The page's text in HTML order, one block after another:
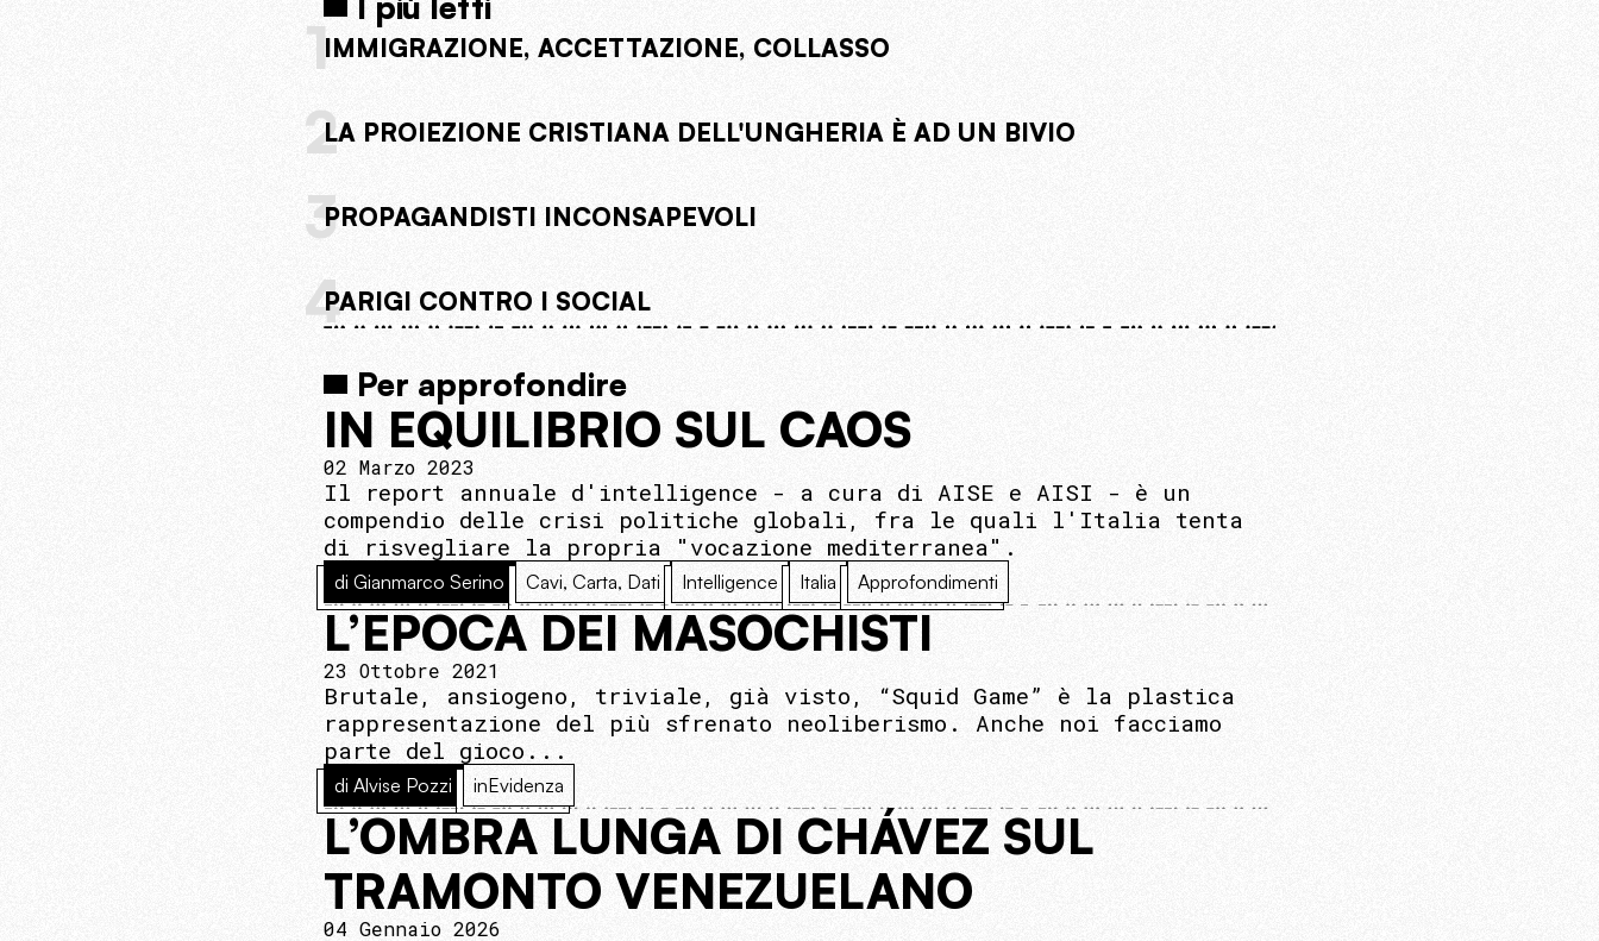
1IMMIGRAZIONE, ACCETTAZIONE, COLLASSO
2LA PROIEZIONE CRISTIANA DELL'UNGHERIA È AD UN BIVIO
3PROPAGANDISTI INCONSAPEVOLI
4PARIGI CONTRO I SOCIAL
Per approfondire
IN EQUILIBRIO SUL CAOS
02 Marzo 2023
Il report annuale d'intelligence - a cura di AISE e AISI - è un
compendio delle crisi politiche globali, fra le quali l'Italia tenta
di risvegliare la propria "vocazione mediterranea".
di Gianmarco Serino Cavi, Carta, Dati Intelligence Italia Approfondimenti
L’EPOCA DEI MASOCHISTI
23 Ottobre 2021
Brutale, ansiogeno, triviale, già visto, “Squid Game” è la plastica
rappresentazione del più sfrenato neoliberismo. Anche noi facciamo
parte del gioco...
di Alvise Pozzi inEvidenza
L’OMBRA LUNGA DI CHÁVEZ SUL
TRAMONTO VENEZUELANO
04 Gennaio 2026